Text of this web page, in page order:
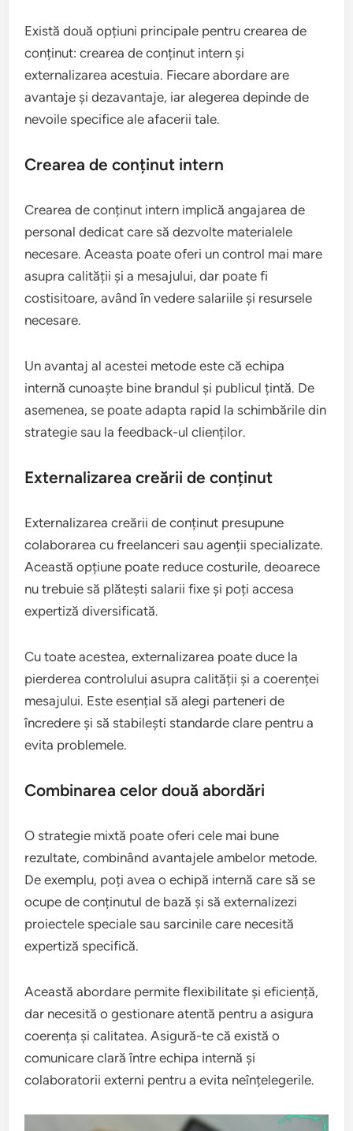
Există două opțiuni principale pentru crearea de
conținut: crearea de conținut intern și
externalizarea acestuia. Fiecare abordare are
avantaje și dezavantaje, iar alegerea depinde de
nevoile specifice ale afacerii tale.
Crearea de conținut intern
Crearea de conținut intern implică angajarea de
personal dedicat care să dezvolte materialele
necesare. Aceasta poate oferi un control mai mare
asupra calității și a mesajului, dar poate fi
costisitoare, având în vedere salariile și resursele
necesare.
Un avantaj al acestei metode este că echipa
internă cunoaște bine brandul și publicul țintă. De
asemenea, se poate adapta rapid la schimbările din
strategie sau la feedback-ul clienților.
Externalizarea creării de conținut
Externalizarea creării de conținut presupune
colaborarea cu freelanceri sau agenții specializate.
Această opțiune poate reduce costurile, deoarece
nu trebuie să plătești salarii fixe și poți accesa
expertiză diversificată.
Cu toate acestea, externalizarea poate duce la
pierderea controlului asupra calității și a coerenței
mesajului. Este esențial să alegi parteneri de
încredere și să stabilești standarde clare pentru a
evita problemele.
Combinarea celor două abordări
O strategie mixtă poate oferi cele mai bune
rezultate, combinând avantajele ambelor metode.
De exemplu, poți avea o echipă internă care să se
ocupe de conținutul de bază și să externalizezi
proiectele speciale sau sarcinile care necesită
expertiză specifică.
Această abordare permite flexibilitate și eficiență,
dar necesită o gestionare atentă pentru a asigura
coerența și calitatea. Asigură-te că există o
comunicare clară între echipa internă și
colaboratorii externi pentru a evita neînțelegerile.